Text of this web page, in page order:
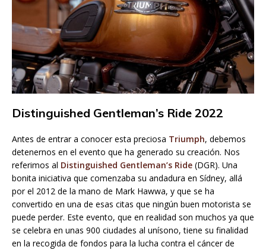
Distinguished Gentleman’s Ride 2022
Antes de entrar a conocer esta preciosa Triumph, debemos
detenernos en el evento que ha generado su creación. Nos
referimos al Distinguished Gentleman’s Ride (DGR). Una
bonita iniciativa que comenzaba su andadura en Sídney, allá
por el 2012 de la mano de Mark Hawwa, y que se ha
convertido en una de esas citas que ningún buen motorista se
puede perder. Este evento, que en realidad son muchos ya que
se celebra en unas 900 ciudades al unísono, tiene su finalidad
en la recogida de fondos para la lucha contra el cáncer de